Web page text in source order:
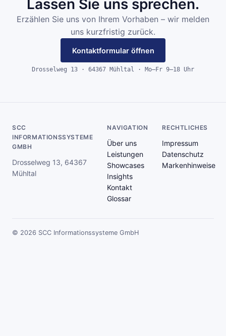
Lassen Sie uns sprechen.
Erzählen Sie uns von Ihrem Vorhaben – wir melden
uns kurzfristig zurück.
Kontaktformular öffnen
Drosselweg 13 · 64367 Mühltal · Mo–Fr 9–18 Uhr
SCC
INFORMATIONSSYSTEME
GMBH
Drosselweg 13, 64367
Mühltal
NAVIGATION
Über uns
Leistungen
Showcases
Insights
Kontakt
Glossar
RECHTLICHES
Impressum
Datenschutz
Markenhinweise
© 2026 SCC Informationssysteme GmbH